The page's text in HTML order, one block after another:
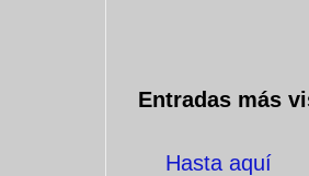
Entradas más
Hasta aquí